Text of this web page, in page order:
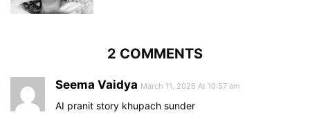
2 COMMENTS
Seema Vaidya March 11, 2026 At 10:57 am
AI pranit story khupach sunder